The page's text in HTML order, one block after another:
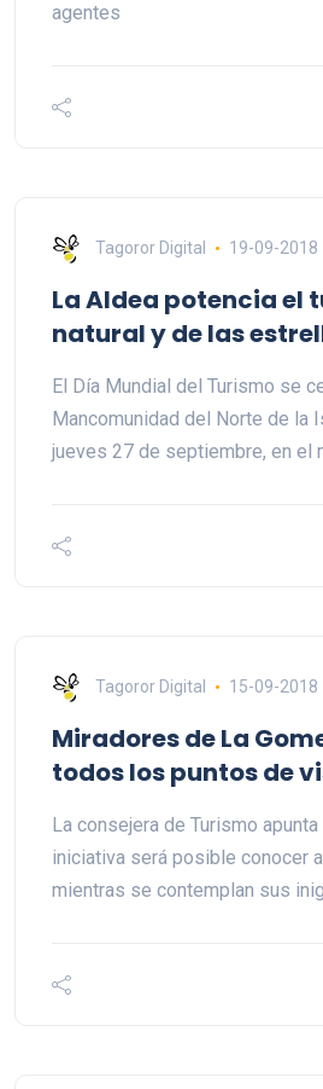
agentes
Tagoror Digital 19-09-2018
La Aldea potencia el
natural y de las
El Día Mundial del Turismo se
Mancomunidad del Norte de la
jueves 27 de septiembre, en el
Tagoror Digital 15-09-2018
Miradores de La
todos los puntos de
La consejera de Turismo
iniciativa será posible conocer
mientras se contemplan sus